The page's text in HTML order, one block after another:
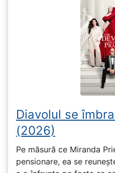
Diavolul se
(2026)
Pe măsură ce Miranda
pensionare, ea se